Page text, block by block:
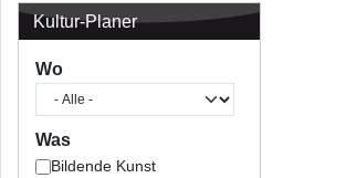
Kultur-Planer
Wo
Was
Bildende Kunst